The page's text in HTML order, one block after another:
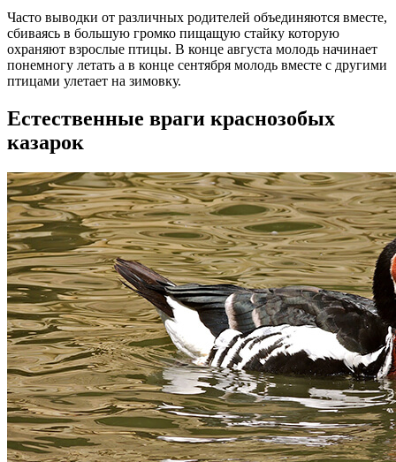
Часто выводки от различных родителей объединяются вместе,
сбиваясь в большую громко пищащую стайку которую
охраняют взрослые птицы. В конце августа молодь начинает
понемногу летать а в конце сентября молодь вместе с другими
птицами улетает на зимовку.
Естественные враги краснозобых
казарок